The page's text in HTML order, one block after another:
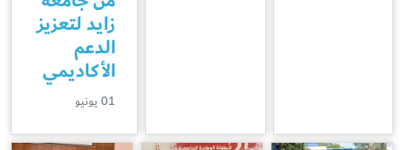
زايد لتعزيز
الدعم
الأكاديمي
01 يونيو